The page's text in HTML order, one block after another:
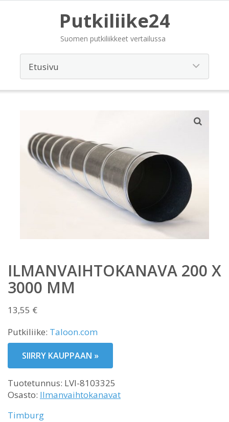
Putkiliike24
Suomen putkiliikkeet vertailussa
ILMANVAIHTOKANAVA 200 X
3000 MM
13,55 €
Putkiliike: Taloon.com
SIIRRY KAUPPAAN »
Tuotetunnus: LVI-8103325
Osasto: Ilmanvaihtokanavat
Timburg